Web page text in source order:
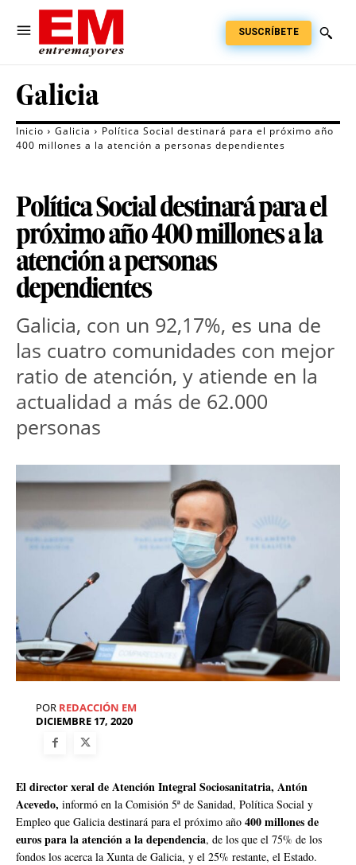
SUSCRÍBETE
Galicia
Inicio Galicia
Política Social destinará para el próximo año
400 millones a la atención a personas dependientes
Política Social destinará para el
próximo año 400 millones a la
atención a personas
dependientes
Galicia, con un 92,17%, es una de
las cuatro comunidades con mejor
ratio de atención, y atiende en la
actualidad a más de 62.000
personas
POR REDACCIÓN EM
DICIEMBRE 17, 2020
El director xeral de Atención Integral Sociosanitatria, Antón
Acevedo, informó en la Comisión 5ª de Sanidad, Política Social y
Empleo que Galicia destinará para el próximo año 400 millones de
euros para la atención a la dependencia, de los que el 75% de los
fondos los acerca la Xunta de Galicia, y el 25% restante, el Estado.